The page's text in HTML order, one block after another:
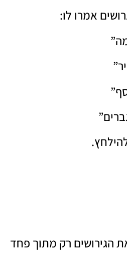
אמרו לו:
הגירושים רק מתוך פחד